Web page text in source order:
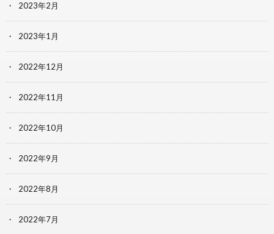
2023年2月
2023年1月
2022年12月
2022年11月
2022年10月
2022年9月
2022年8月
2022年7月